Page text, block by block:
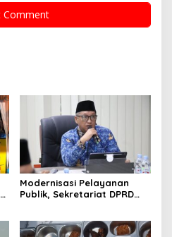
Modernisasi Pelayanan
Publik, Sekretariat DPRD